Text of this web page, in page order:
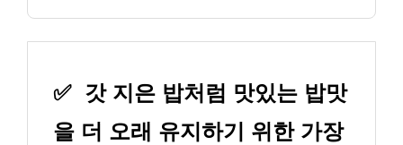
✅ 갓 지은 밥처럼 맛있는 밥맛
을 더 오래 유지하기 위한 가장